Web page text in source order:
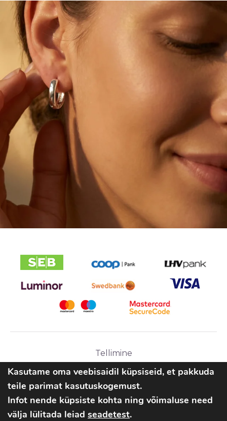
Tellimine
Ostutingimused
Kasutame oma veebisaidil küpsiseid, et pakkuda
teile parimat kasutuskogemust.
Infot nende küpsiste kohta ning võimaluse need
välja lülitada leiad seadetest.